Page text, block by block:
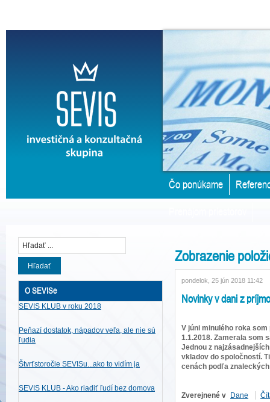
Čo ponúkame
Hľadať
O SEVISe
SEVIS KLUB v roku 2018
Peňazí dostatok, nápadov veľa, ale nie sú
ľudia
Štvrťstoročie SEVISu...ako to vidím ja
SEVIS KLUB - Ako riadiť ľudí bez domova
Zobrazenie
pondelok, 25 jún 2018 11:42
Novinky v dani z
V júni minulého roka
1.1.2018. Zamerala som
Jednou z
vkladov do spoločností.
cenách podľa
Zverejnené v Dane